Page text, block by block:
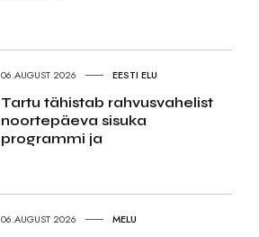
06.AUGUST 2026 EESTI ELU
Tartu tähistab rahvusvahelist
noortepäeva sisuka
programmi ja
06.AUGUST 2026 MELU